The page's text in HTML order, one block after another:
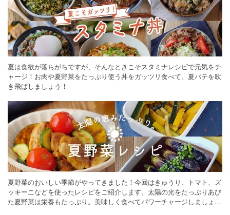
夏は食欲が落ちがちですが、そんなときこそスタミナレシピで元気をチ
ャージ！お肉や夏野菜をたっぷり使う丼をガッツリ食べて、夏バテを吹
き飛ばしましょう！
夏野菜のおいしい季節がやってきました！今回はきゅうり、トマト、ズ
ッキーニなどを使ったレシピをご紹介します。太陽の光をたっぷりあび
た夏野菜は栄養もたっぷり。美味しく食べてパワーチャージしましょう